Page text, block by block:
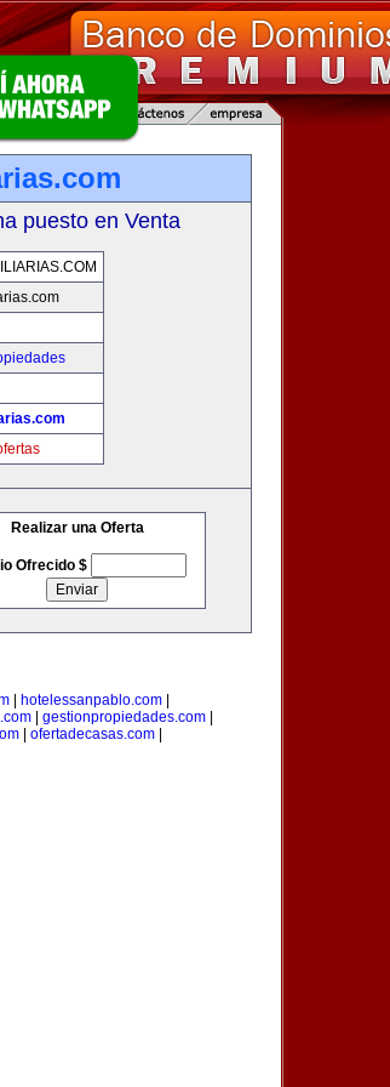
puesto en Venta
Realizar una Oferta
Ofrecido $
| hotelessanpablo.com|
| gestionpropiedades.com|
ofertadecasas.com